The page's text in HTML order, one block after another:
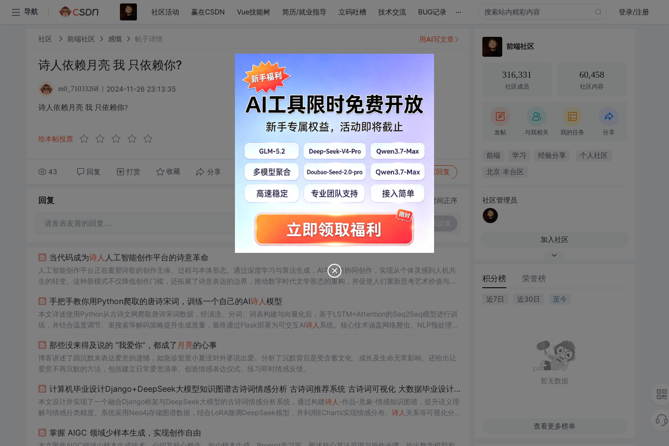
导航 社区活动 赢在CSDN Vue技能树 简历/就业指导 立码吐槽 技术交流 BUG记录 ... 登录/注册
社区 前端社区 感慨 帖子详情
诗人依赖月亮 我 只依赖你?
m0_71033268 2024-11-26 23:13:35
诗人依赖月亮 我 只依赖你?
给本帖投票
43 回复 打赏 收藏 分享 转发到动态 举报 写回复
用AI写文章
回复 切换为时间正序
请发表友善的回复…
当代码成为诗人 人工智能创作平台的诗意革命
人工智能创作平台正在重塑诗歌的创作主体、过程与本体形态。通过深度学习与算法生成，AI与人类协同创作，实现从个体灵感到人机共
生的转变。这种新模式不仅降低创作门槛，还拓展了诗意表达的边界，推动数字时代文学形态的重构，并促使人们重新思考艺术价值与创
手把手教你用Python爬取的唐诗宋词，训练一个自己的AI诗人模型
本文详述使用Python从古诗文网爬取唐诗宋词数据，经清洗、分词、词表构建与向量化后，基于LSTM+Attention的Seq2Seq模型进行训
练，并结合温度调节、束搜索等解码策略提升生成质量，最终通过Flask部署为可交互AI诗人 系统。核心技术涵盖网络爬虫、NLP预处理、
那些没来得及说的 “我爱你”，都成了 月亮的心事
博客讲述了因沉默未表达爱意的遗憾，如急诊室里小夏没对外婆说出爱。分析了沉默背后是受含蓄文化、成长及生命无常影响。还给出让
爱意不再沉默的方法，包括建立日常爱意清单、创造情感表达仪式、练习即时情感反馈。
计算机毕业设计Django+DeepSeek大模型知识图谱古诗词情感分析 古诗词推荐系统 古诗词可视化 大数据毕业设计(源码+LW+PPT+讲解)
本文设计并实现了一个融合Django框架与DeepSeek大模型的古诗词情感分析系统，通过构建诗人 -作品-意象-情感知识图谱，提升语义理
解与情感分类精度。系统采用Neo4j存储图谱数据，结合LoRA微调DeepSeek模型，并利用ECharts实现情感分布、 诗人 关系等可视化分
掌握 AIGC 领域少样本生成，实现创作自由
前端社区
316,331
社区成员
60,458
社区内容
发帖 与我相关 我的任务 分享
前端 学习 经验分享 个人社区
北京·丰台区
社区管理员
加入社区
积分榜 荣誉榜
近7日 近30日 至今
暂无数据
查看更多榜单